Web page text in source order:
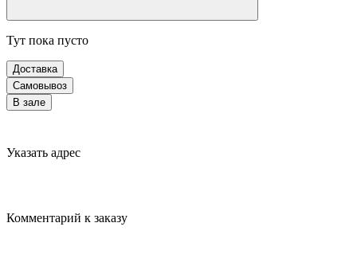
Тут пока пусто
Доставка
Самовывоз
В зале
Указать адрес
Комментарий к заказу